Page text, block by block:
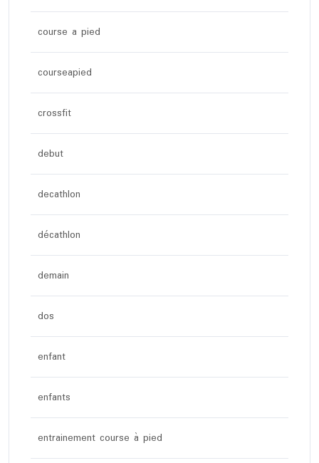
course a pied
courseapied
crossfit
debut
decathlon
décathlon
demain
dos
enfant
enfants
entrainement course à pied